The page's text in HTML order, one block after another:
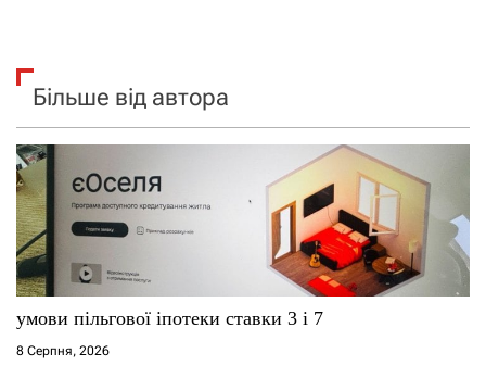
Більше від автора
умови пільгової іпотеки ставки 3 і 7
8 Серпня, 2026